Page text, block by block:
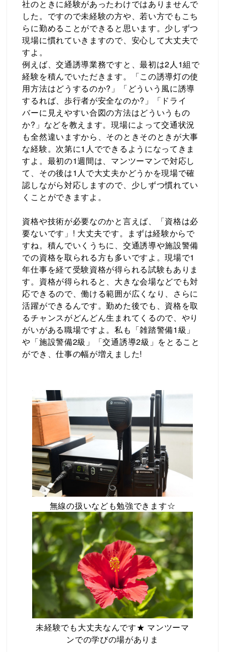
社のときに経験があったわけではありませんで
した。ですので未経験の方や、若い方でもこち
らに勤めることができると思います。少しずつ
現場に慣れていきますので、安心して大丈夫で
すよ。
例えば、交通誘導業務ですと、最初は2人1組で
経験を積んでいただきます。「この誘導灯の使
用方法はどうするのか?」「どういう風に誘導
するれば、歩行者が安全なのか?」「ドライ
バーに見えやすい合図の方法はどういうもの
か?」などを教えます。現場によって交通状況
も全然違いますから、そのときそのときが大事
な経験。次第に1人でできるようになってきま
すよ。最初の1週間は、マンツーマンで対応し
て、その後は1人で大丈夫かどうかを現場で確
認しながら対応しますので、少しずつ慣れてい
くことができますよ。
資格や技術が必要なのかと言えば、「資格は必
要ないです」! 大丈夫です。まずは経験からで
すね。積んでいくうちに、交通誘導や施設警備
での資格を取られる方も多いですよ。現場で1
年仕事を経て受験資格が得られる試験もありま
す。資格が得られると、大きな会場などでも対
応できるので、働ける範囲が広くなり、さらに
活躍ができるんです。勤めた後でも、資格を取
るチャンスがどんどん生まれてくるので、やり
がいがある職場ですよ。私も「雑踏警備1級」
や「施設警備2級」「交通誘導2級」をとること
ができ、仕事の幅が増えました!
無線の扱いなども勉強できます☆
未経験でも大丈夫なんです★ マンツーマ
ンでの学びの場がありま